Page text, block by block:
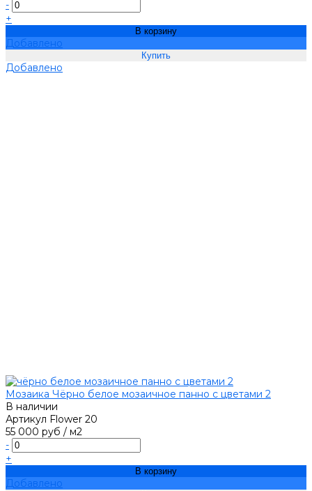
-
+
В корзину
Добавлено
Добавлено
Мозаика Чёрно белое мозаичное панно с цветами 2
В наличии
Артикул Flower 20
55 000 руб / м2
-
+
В корзину
Добавлено